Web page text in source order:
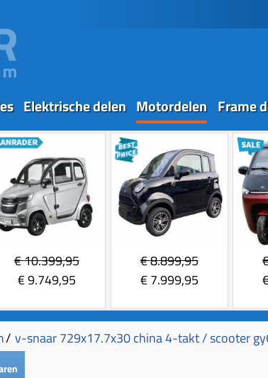
Elektrische delen Motordelen Frame
€10.399,95
€9.749,95
€8.899,95
€7.999,95
/ v-snaar 729x17.7x30 china 4-takt / scooter